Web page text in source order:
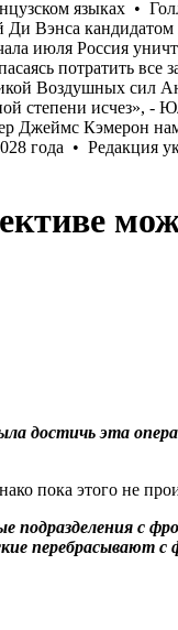
достичь эта
пока этого не
подразделения с
перебрасывают с